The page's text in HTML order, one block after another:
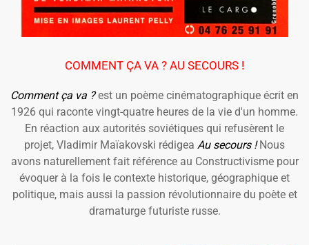
COMMENT ÇA VA ? AU SECOURS !
Comment ça va ?est un poème cinématographique écrit en
1926 qui raconte vingt-quatre heures de la vie d'un homme.
En réaction aux autorités soviétiques qui refusèrent le
projet, Vladimir Maïakovski rédigea Au secours !Nous
avons naturellement fait référence au Constructivisme pour
évoquer à la fois le contexte historique, géographique et
politique, mais aussi la passion révolutionnaire du poète et
dramaturge futuriste russe.